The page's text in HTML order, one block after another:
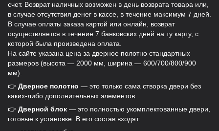
счет. Возврат наличных возможен в день возврата товара или,
в случае отсутствия денег в кассе, в течение максимум 7 дней.
В случае оплаты заказа картой или онлайн, возврат
осуществляется в течение 7 банковских дней на ту карту, с
которой была произведена оплата.
На сайте указана цена за дверное полотно стандартных
размеров (высота — 2000 мм, ширина — 600/700/800/900
мм).
👉 Дверное полотно — это только сама створка двери без
каких-либо дополнительных элементов.
👉 Дверной блок — это полностью укомплектованные двери,
готовые к установке. В его состав входят: